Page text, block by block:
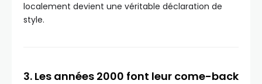
localement devient une véritable déclaration de
style.
3. Les années 2000 font leur come-back